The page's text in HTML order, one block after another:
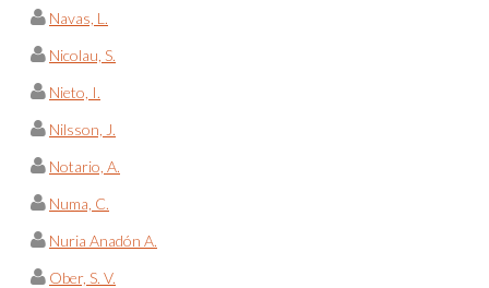
Navas, L.
Nicolau, S.
Nieto, I.
Nilsson, J.
Notario, A.
Numa, C.
Nuria Anadón A.
Ober, S. V.